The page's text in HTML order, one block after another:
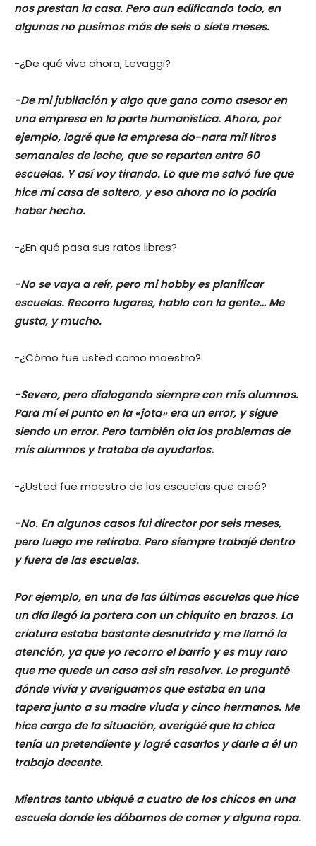
nos prestan la casa. Pero aun edificando todo, en
algunas no pusimos más de seis o siete meses.
-¿De qué vive ahora, Levaggi?
-De mi jubilación y algo que gano como asesor en
una empresa en la parte humanística. Ahora, por
ejemplo, logré que la empresa do-nara mil litros
semanales de leche, que se reparten entre 60
escuelas. Y así voy tirando. Lo que me salvó fue que
hice mi casa de soltero, y eso ahora no lo podría
haber hecho.
-¿En qué pasa sus ratos libres?
-No se vaya a reír, pero mi hobby es planificar
escuelas. Recorro lugares, hablo con la gente… Me
gusta, y mucho.
-¿Cómo fue usted como maestro?
-Severo, pero dialogando siempre con mis alumnos.
Para mí el punto en la «jota» era un error, y sigue
siendo un error. Pero también oía los problemas de
mis alumnos y trataba de ayudarlos.
-¿Usted fue maestro de las escuelas que creó?
-No. En algunos casos fui director por seis meses,
pero luego me retiraba. Pero siempre trabajé dentro
y fuera de las escuelas.
Por ejemplo, en una de las últimas escuelas que hice
un día llegó la portera con un chiquito en brazos. La
criatura estaba bastante desnutrida y me llamó la
atención, ya que yo recorro el barrio y es muy raro
que me quede un caso así sin resolver. Le pregunté
dónde vivía y averiguamos que estaba en una
tapera junto a su madre viuda y cinco hermanos. Me
hice cargo de la situación, averigüé que la chica
tenía un pretendiente y logré casarlos y darle a él un
trabajo decente.
Mientras tanto ubiqué a cuatro de los chicos en una
escuela donde les dábamos de comer y alguna ropa.